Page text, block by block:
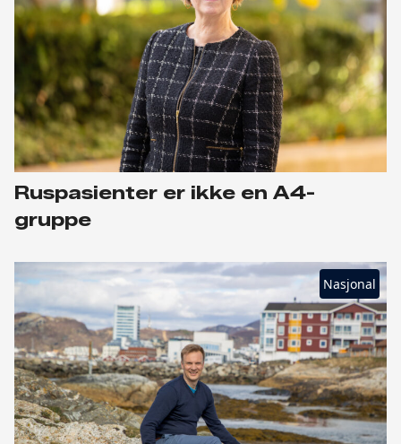
Ruspasienter er ikke en A4-
gruppe
Nasjonal